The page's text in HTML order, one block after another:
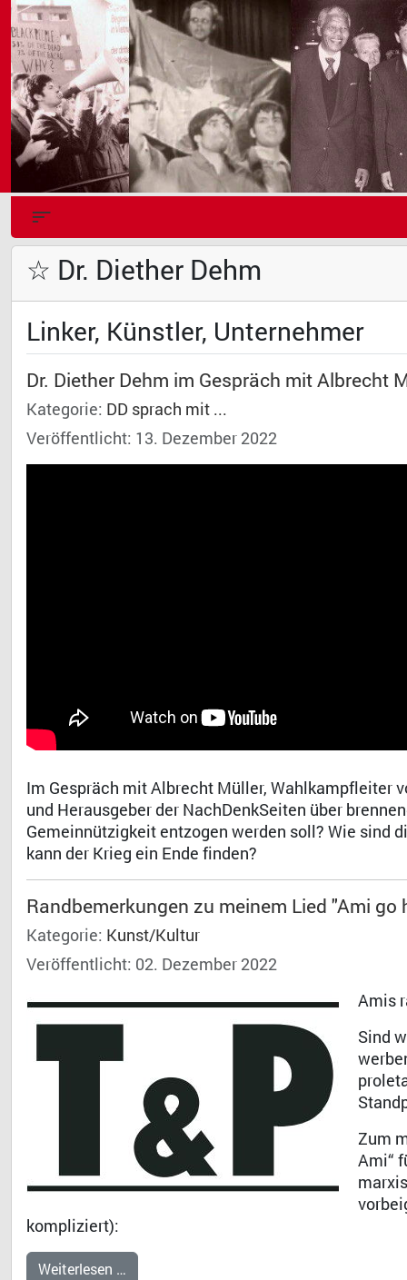
☆ Dr. Diether Dehm
Linker, Künstler, Unternehmer
Dr. Diether Dehm im Gespräch mit Albrecht
Kategorie: DD sprach mit ...
Veröffentlicht: 13. Dezember 2022
Im Gespräch mit Albrecht Müller, Wahlkampfleiter
und Herausgeber der NachDenkSeiten über
Gemeinnützigkeit entzogen werden soll? Wie sind
kann der Krieg ein Ende finden?
Randbemerkungen zu meinem Lied "Ami go
Kategorie: Kunst/Kultur
Veröffentlicht: 02. Dezember 2022
Amis
Sind
Zum
Ami“
kompliziert):
Weiterlesen …